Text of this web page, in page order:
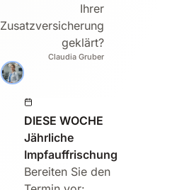
Ihrer
Zusatzversicherung
geklärt?
Claudia Gruber
DIESE WOCHE
Jährliche
Impfauffrischung
Bereiten Sie den